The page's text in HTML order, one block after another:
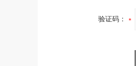
验证码：